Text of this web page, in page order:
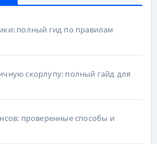
полный гид по правилам
скорлупу: полный гайд для
проверенные способы и